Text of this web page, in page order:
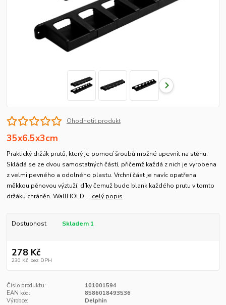
Ohodnotit produkt
35x6.5x3cm
Praktický držák prutů, který je pomocí šroubů možné upevnit na stěnu.
Skládá se ze dvou samostatných částí, přičemž každá z nich je vyrobena
z velmi pevného a odolného plastu. Vrchní část je navíc opatřena
měkkou pěnovou výztuží, díky čemuž bude blank každého prutu v tomto
držáku chráněn. WallHOLD ... celý popis
Dostupnost Skladem 1
278 Kč
230 Kč bez DPH
Číslo produktu:
101001594
EAN kód:
8586018493536
Výrobce:
Delphin